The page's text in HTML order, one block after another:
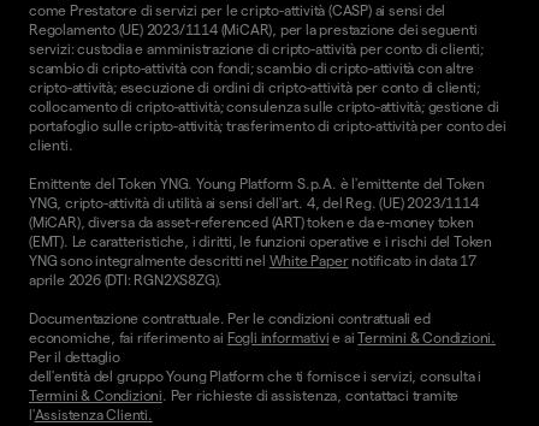
come Prestatore di servizi per le cripto-attività (CASP) ai sensi del
Regolamento (UE) 2023/1114 (MiCAR), per la prestazione dei seguenti
servizi: custodia e amministrazione di cripto-attività per conto di clienti;
scambio di cripto-attività con fondi; scambio di cripto-attività con altre
cripto-attività; esecuzione di ordini di cripto-attività per conto di clienti;
collocamento di cripto-attività; consulenza sulle cripto-attività; gestione di
portafoglio sulle cripto-attività; trasferimento di cripto-attività per conto dei
clienti.
Emittente del Token YNG. Young Platform S.p.A. è l'emittente del Token
YNG, cripto-attività di utilità ai sensi dell'art. 4, del Reg. (UE) 2023/1114
(MiCAR), diversa da asset-referenced (ART) token e da e-money token
(EMT). Le caratteristiche, i diritti, le funzioni operative e i rischi del Token
YNG sono integralmente descritti nel White Papernotificato in data 17
aprile 2026 (DTI: RGN2XS8ZG).
Documentazione contrattuale. Per le condizioni contrattuali ed
economiche, fai riferimento ai Fogli informativi e aiTermini & Condizioni.
Per il dettaglio
dell'entità del gruppo Young Platform che ti fornisce i servizi, consulta i
Termini & Condizioni . Per richieste di assistenza, contattaci tramite
l'Assistenza Clienti.